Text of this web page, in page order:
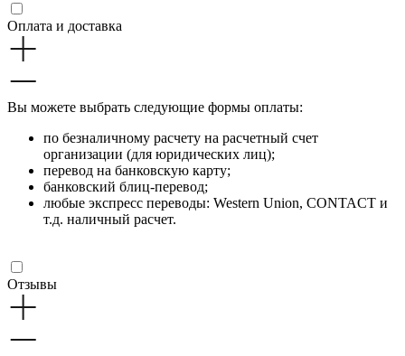
Оплата и доставка
Вы можете выбрать следующие формы оплаты:
по безналичному расчету на расчетный счет
организации (для юридических лиц);
перевод на банковскую карту;
банковский блиц-перевод;
любые экспресс переводы: Western Union, CONTACT и
т.д. наличный расчет.
Отзывы